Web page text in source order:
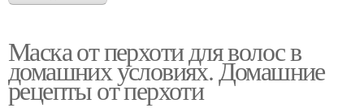
Маска от перхоти для волос в
домашних условиях. Домашние
рецепты от перхоти